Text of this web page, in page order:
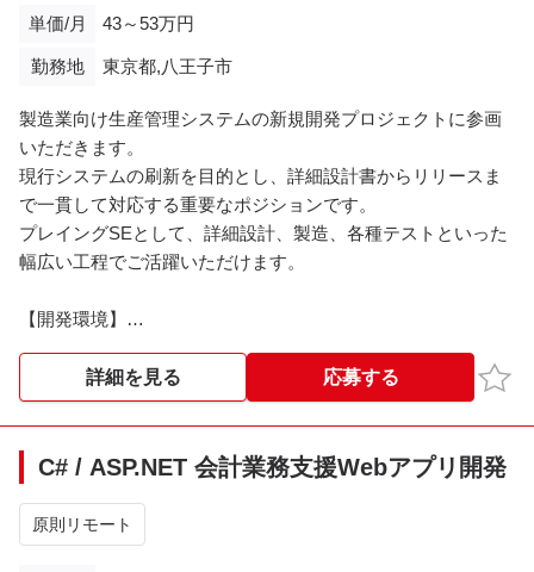
■技術環境
フレームワーク：.NET
AI開発ツール：Claude Code/Devin/Gemini
■備考
Windows PC貸与予定
単価/月 43～53万円
勤務地 東京都,八王子市
製造業向け生産管理システムの新規開発プロジェクトに参画
いただきます。
現行システムの刷新を目的とし、詳細設計書からリリースま
で一貫して対応する重要なポジションです。
プレイングSEとして、詳細設計、製造、各種テストといった
幅広い工程でご活躍いただけます。
【開発環境】
フレームワーク：ASP.NET MVC, ASP.NET Core Web API
データベース：SQL
OS：WindowsServer
Webサーバー：IIS
※既存環境との互換性維持のため、HTML5, CSS2,
JavaScript（ES3～ES5）, jQuery 1.12の知識も一部必要とな
ります。
詳細を見る 応募する お気
C# / ASP.NET 会計業務支援Webアプリ開発
原則リモート